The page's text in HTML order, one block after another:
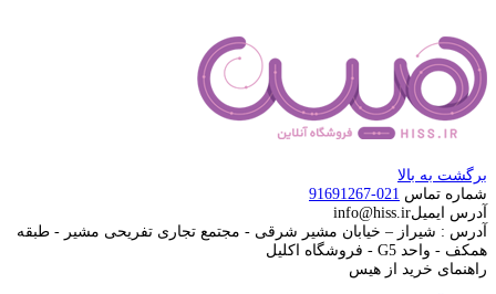
برگشت به بالا
شماره تماس 021-91691267
آدرس ایمیلinfo@hiss.ir
آدرس : شیراز – خیابان مشیر شرقی - مجتمع تجاری تفریحی مشیر - طبقه
همکف - واحد G5 - فروشگاه اکلیل
راهنمای خرید از هیس